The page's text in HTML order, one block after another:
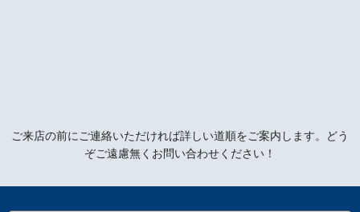
ご来店の前にご連絡いただければ詳しい道順をご案内します。どう
ぞご遠慮無くお問い合わせください！